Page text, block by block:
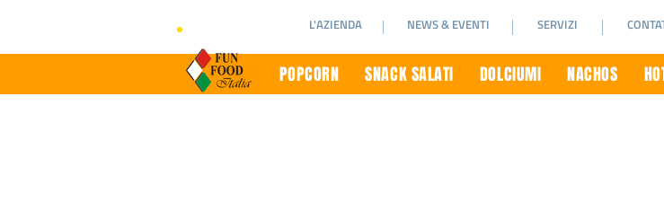
POPCORN SNACK SALATI DOLCIUMI NACHOS
L'AZIENDA NEWS & EVENTI SERVIZI